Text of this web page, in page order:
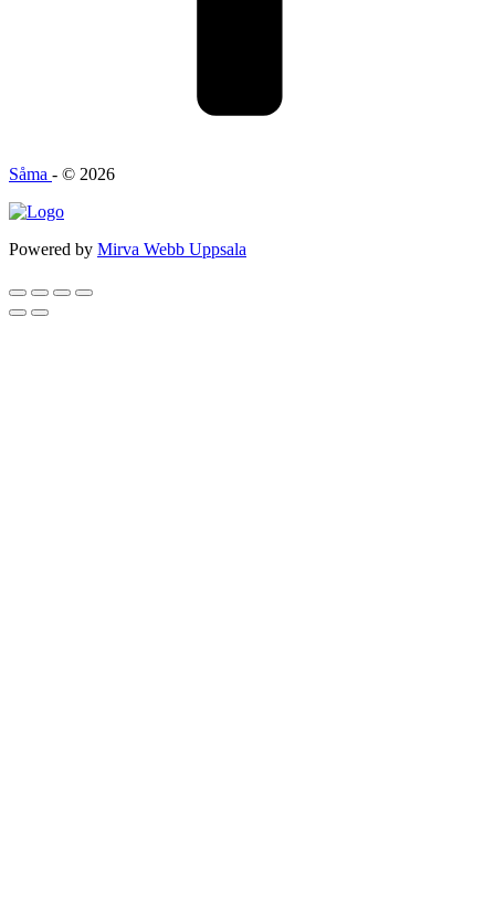
Såma - © 2026
Powered by Mirva Webb Uppsala